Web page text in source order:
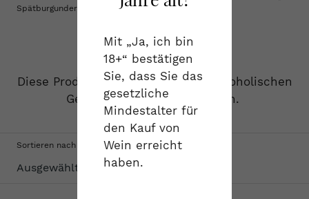
Mit „Ja, ich bin
18+“ bestätigen
Sie, dass Sie das
gesetzliche
Mindestalter für
den Kauf von
Wein erreicht
haben.
zumSpätburgunder
m
m
Schaumweine
Diese Produktgruppe vereint alle alkoholischen
Getränke, die schön prickeln.
Sortieren nach